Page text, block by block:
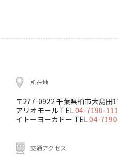
所在地
〒277-0922 千葉県柏市大島田
アリオモール TEL04-7190-
イトーヨーカドー TEL04-
交通アクセス